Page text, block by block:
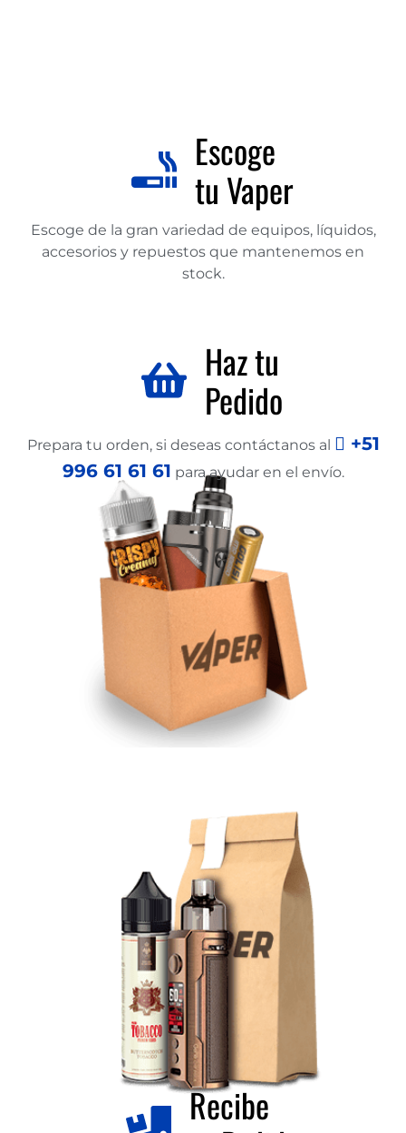
Escoge
tu Vaper
Escoge de la gran variedad de equipos, líquidos,
accesorios y repuestos que mantenemos en
stock.
Haz tu
Pedido
Prepara tu orden, si deseas contáctanos al
+51
996 61 61 61 para ayudar en el envío.
Recibe